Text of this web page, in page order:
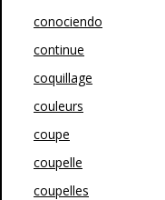
conociendo
continue
coquillage
couleurs
coupe
coupelle
coupelles